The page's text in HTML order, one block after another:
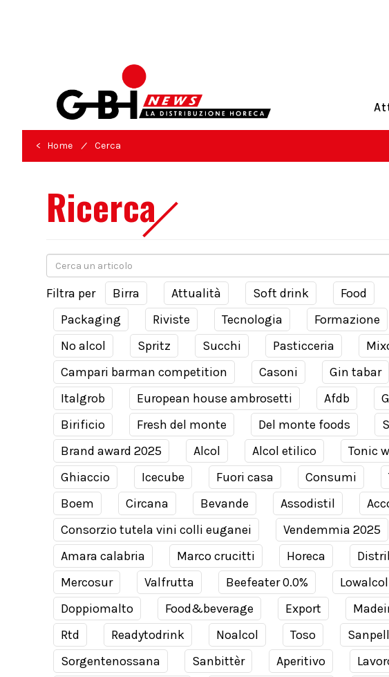
< Home / Cerca
Ricerca
Filtra per Birra Attualità Soft drink Food
Packaging
Riviste Tecnologia Formazione
No alcol
Spritz Succhi Pasticceria
Campari barman competition
Casoni Gin tabar
Italgrob
European house ambrosetti Afdb
Birificio
Fresh del monte Del monte foods
Brand award 2025
Alcol Alcol etilico Tonic
Ghiaccio
Icecube Fuori casa Consumi
Boem
Circana Bevande Assodistil
Consorzio tutela vini colli euganei
Vendemmia 2025
Amara calabria
Marco crucitti Horeca
Mercosur
Valfrutta Beefeater 0.0% Lowalcol
Doppiomalto
Food&beverage Export
Rtd
Readytodrink Noalcol Toso
Sorgentenossana
Sanbittèr Aperitivo